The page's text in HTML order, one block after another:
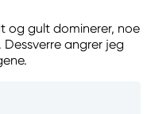
og gult dominerer, noe
angrer jeg